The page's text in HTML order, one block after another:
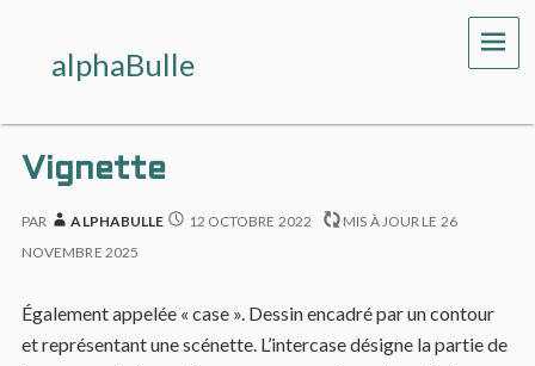
alphaBulle
Vignette
PAR ALPHABULLE 12 OCTOBRE 2022 MIS À JOUR LE 26
NOVEMBRE 2025
Également appelée « case ». Dessin encadré par un contour
et représentant une scénette. L’intercase désigne la partie de